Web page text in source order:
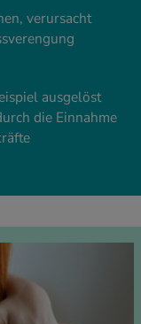
verursacht
ausgelöst
die Einnahme